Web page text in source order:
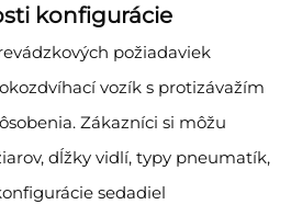
konfigurácie
požiadaviek
vozík s protizávažím
Zákazníci si môžu
dĺžky vidlí, typy pneumatík,
sedadiel